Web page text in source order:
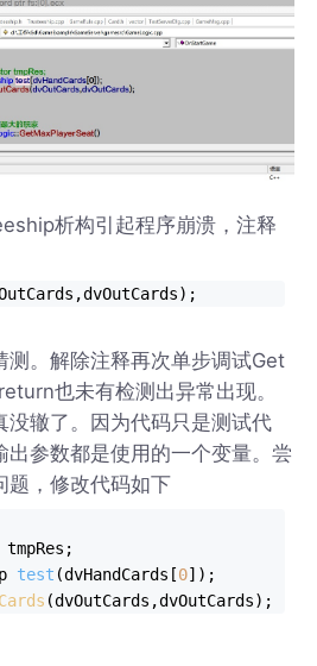
析构引起程序崩溃，注释
测。解除注释再次单步调试Get
也未有检测出异常出现。
没辙了。因为代码只是测试代
出参数都是使用的一个变量。尝
题，修改代码如下
tmpRes;
test (dvHandCards[0]) ;
(dvOutCards,dvOutCards);